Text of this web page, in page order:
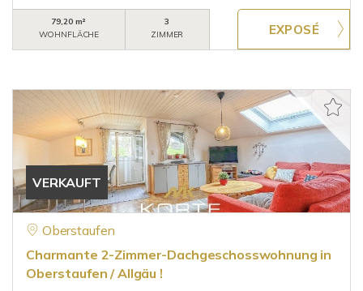
79,20 m²
WOHNFLÄCHE
3
ZIMMER
VERKAUFT
Oberstaufen
Charmante 2-Zimmer-Dachgeschosswohnung in
Oberstaufen / Allgäu !